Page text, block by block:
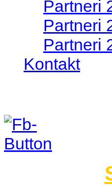
Partneri
Partneri
Partneri
Kontakt